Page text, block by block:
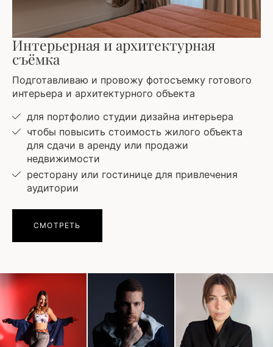
Интерьерная и архитектурная
съёмка
Подготавливаю и провожу фотосъемку готового
интерьера и архитектурного объекта
для портфолио студии дизайна интерьера
чтобы повысить стоимость жилого объекта
для сдачи в аренду или продажи
недвижимости
ресторану или гостинице для привлечения
аудитории
СМОТРЕТЬ